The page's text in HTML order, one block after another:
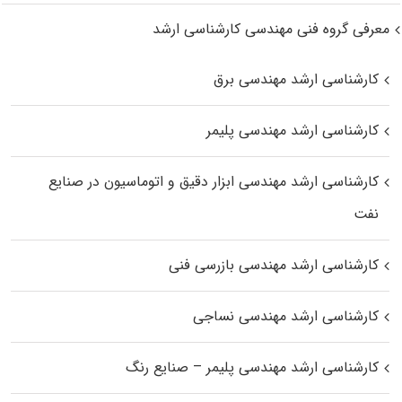
معرفی گروه فنی مهندسی کارشناسی ارشد
کارشناسی ارشد مهندسی برق
کارشناسی ارشد مهندسی پلیمر
کارشناسی ارشد مهندسی ابزار دقیق و اتوماسیون در صنایع
نفت
کارشناسی ارشد مهندسی بازرسی فنی
کارشناسی ارشد مهندسی نساجی
کارشناسی ارشد مهندسی پلیمر – صنایع رنگ